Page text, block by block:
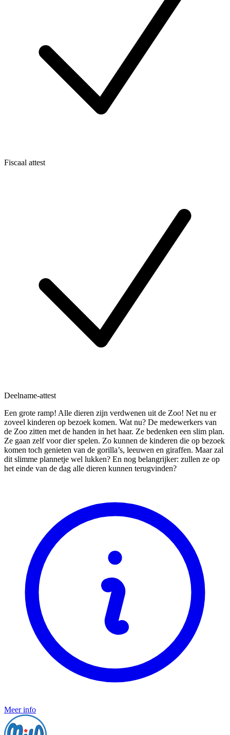
Fiscaal attest
Deelname-attest
Een grote ramp! Alle dieren zijn verdwenen uit de Zoo! Net nu er
zoveel kinderen op bezoek komen. Wat nu? De medewerkers van
de Zoo zitten met de handen in het haar. Ze bedenken een slim plan.
Ze gaan zelf voor dier spelen. Zo kunnen de kinderen die op bezoek
komen toch genieten van de gorilla’s, leeuwen en giraffen. Maar zal
dit slimme plannetje wel lukken? En nog belangrijker: zullen ze op
het einde van de dag alle dieren kunnen terugvinden?
Meer info